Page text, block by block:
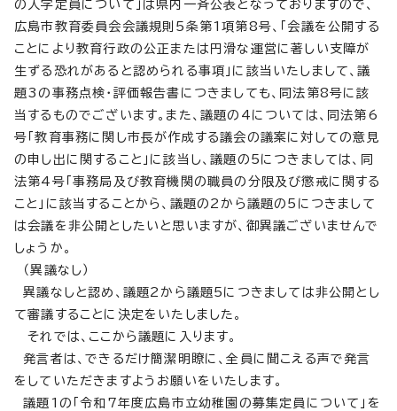
の入学定員について」は県内一斉公表となっておりますので、
広島市教育委員会会議規則5条第1項第8号、「会議を公開する
ことにより教育行政の公正または円滑な運営に著しい支障が
生ずる恐れがあると認められる事項」に該当いたしまして、議
題3の事務点検・評価報告書につきましても、同法第8号に該
当するものでございます。また、議題の4については、同法第6
号「教育事務に関し市長が作成する議会の議案に対しての意見
の申し出に関すること」に該当し、議題の5につきましては、同
法第4号「事務局及び教育機関の職員の分限及び懲戒に関する
こと」に該当することから、議題の2から議題の5につきまして
は会議を非公開としたいと思いますが、御異議ございませんで
しょうか。
（異議なし）
異議なしと認め、議題2から議題5につきましては非公開とし
て審議することに決定をいたしました。
それでは、ここから議題に入ります。
発言者は、できるだけ簡潔明瞭に、全員に聞こえる声で発言
をしていただきますようお願いをいたします。
議題1の「令和7年度広島市立幼稚園の募集定員について」を